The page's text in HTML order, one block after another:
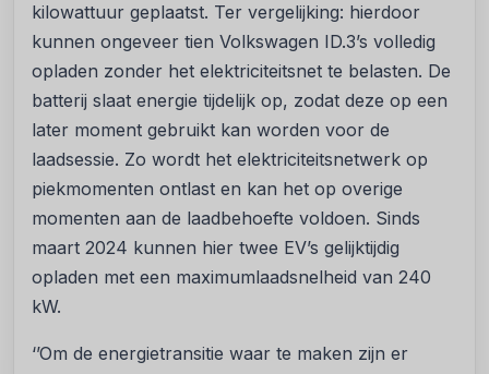
kilowattuur geplaatst. Ter vergelijking: hierdoor
kunnen ongeveer tien Volkswagen ID.3’s volledig
opladen zonder het elektriciteitsnet te belasten. De
batterij slaat energie tijdelijk op, zodat deze op een
later moment gebruikt kan worden voor de
laadsessie. Zo wordt het elektriciteitsnetwerk op
piekmomenten ontlast en kan het op overige
momenten aan de laadbehoefte voldoen. Sinds
maart 2024 kunnen hier twee EV’s gelijktijdig
opladen met een maximumlaadsnelheid van 240
kW.
‘’Om de energietransitie waar te maken zijn er